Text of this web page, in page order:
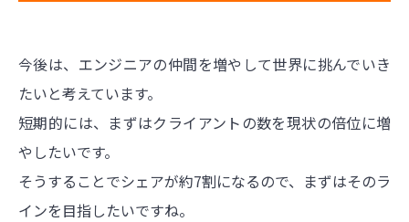
今後は、エンジニアの仲間を増やして世界に挑んでいき
たいと考えています。
短期的には、まずはクライアントの数を現状の倍位に増
やしたいです。
そうすることでシェアが約7割になるので、まずはそのラ
インを目指したいですね。